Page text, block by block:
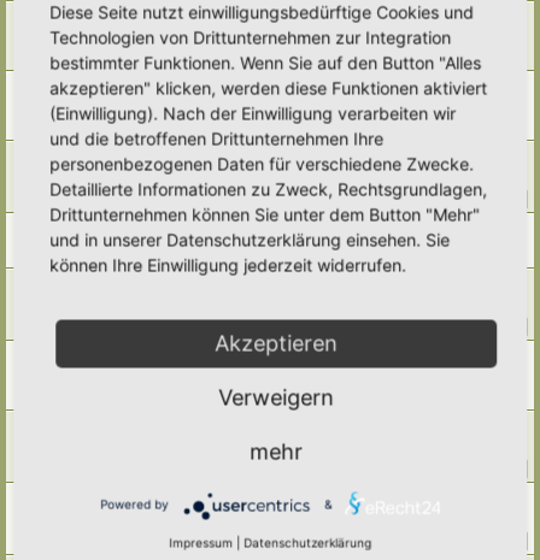
Ernte im Mai
Letzter Beitrag vonRonB«Do 4. Jun 2026, 11:08
Antworten:7
Salatsorten
Letzter Beitrag vonTidofelder«Do 21. Mai 2026, 22:13
Antworten:
4
Anbau / Anzucht/ Aussaat im Mai
Letzter Beitrag von
Antworten: 19
Möhren Karotten aussäen
Letzter Beitrag vonAlma«Fr 8. Mai 2026, 21:26
Antworten:18
Bohnensorte: Monstranzbohne (Phaseolus vulgaris)
Poco Loco«Di 28. Apr 2026, 13:50
Ernte im April
Ann1981
Mo 27. Apr 2026, 17:34
Diese Seite nutzt einwilligungsbedürftige Cookies und
Technologien von Drittunternehmen zur Integration
bestimmter Funktionen. Wenn Sie auf den Button "Alles
akzeptieren" klicken, werden diese Funktionen aktiviert
(Einwilligung). Nach der Einwilligung verarbeiten wir
und die betroffenen Drittunternehmen Ihre
personenbezogenen Daten für verschiedene Zwecke.
Detaillierte Informationen zu Zweck, Rechtsgrundlagen,
Drittunternehmen können Sie unter dem Button "Mehr"
und in unserer Datenschutzerklärung einsehen. Sie
können Ihre Einwilligung jederzeit widerrufen.
Akzeptieren
Verweigern
mehr
Powered by &
Impressum Datenschutzerklärung